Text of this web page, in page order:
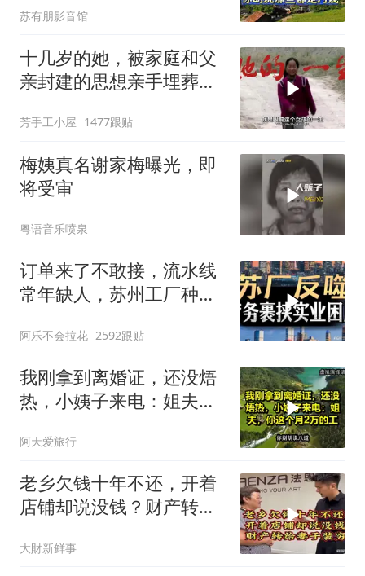
苏有朋影音馆
十几岁的她，被家庭和父
亲封建的思想亲手埋葬在
芳手工小屋 1477跟贴
梅姨真名谢家梅曝光，即
将受审
粤语音乐喷泉
订单来了不敢接，流水线
常年缺人，苏州工厂种下
阿乐不会拉花 2592跟贴
我刚拿到离婚证，还没焐
热，小姨子来电：姐夫，
阿天爱旅行
老乡欠钱十年不还，开着
店铺却说没钱？财产转给
大財新鲜事